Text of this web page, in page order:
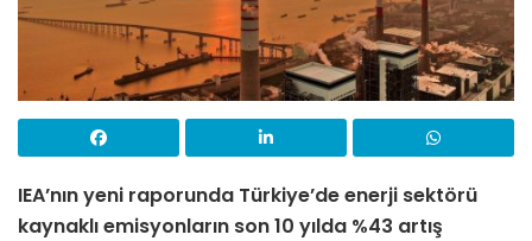
IEA’nın yeni raporunda Türkiye’de enerji sektörü
kaynaklı emisyonların son 10 yılda %43 artış